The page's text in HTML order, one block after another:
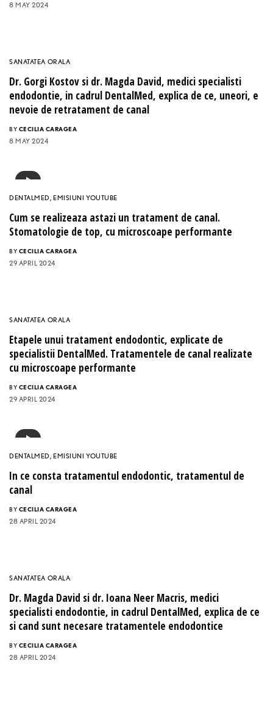
8 MAY 2024
SANATATEA ORALA
Dr. Gorgi Kostov si dr. Magda David, medici specialisti
endodontie, in cadrul DentalMed, explica de ce, uneori, e
nevoie de retratament de canal
BY CECILIA CARAGEA
8 MAY 2024
DENTALMED,EMISIUNI YOUTUBE
Cum se realizeaza astazi un tratament de canal.
Stomatologie de top, cu microscoape performante
BY CECILIA CARAGEA
29 APRIL 2024
SANATATEA ORALA
Etapele unui tratament endodontic, explicate de
specialistii DentalMed. Tratamentele de canal realizate
cu microscoape performante
BY CECILIA CARAGEA
29 APRIL 2024
DENTALMED,EMISIUNI YOUTUBE
In ce consta tratamentul endodontic, tratamentul de
canal
BY CECILIA CARAGEA
28 APRIL 2024
SANATATEA ORALA
Dr. Magda David si dr. Ioana Neer Macris, medici
specialisti endodontie, in cadrul DentalMed, explica de ce
si cand sunt necesare tratamentele endodontice
BY CECILIA CARAGEA
28 APRIL 2024